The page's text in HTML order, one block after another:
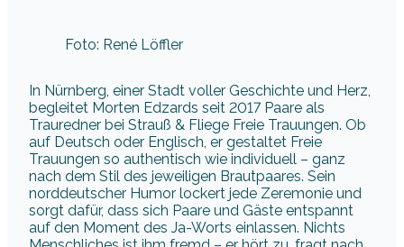
Foto: René Löffler
In Nürnberg, einer Stadt voller Geschichte und Herz,
begleitet Morten Edzards seit 2017 Paare als
Trauredner bei Strauß & Fliege Freie Trauungen. Ob
auf Deutsch oder Englisch, er gestaltet Freie
Trauungen so authentisch wie individuell – ganz
nach dem Stil des jeweiligen Brautpaares. Sein
norddeutscher Humor lockert jede Zeremonie und
sorgt dafür, dass sich Paare und Gäste entspannt
auf den Moment des Ja-Worts einlassen. Nichts